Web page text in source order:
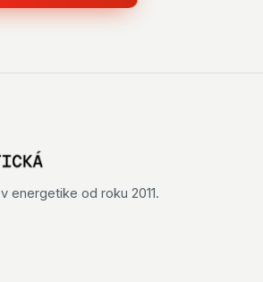
energetike od roku 2011.